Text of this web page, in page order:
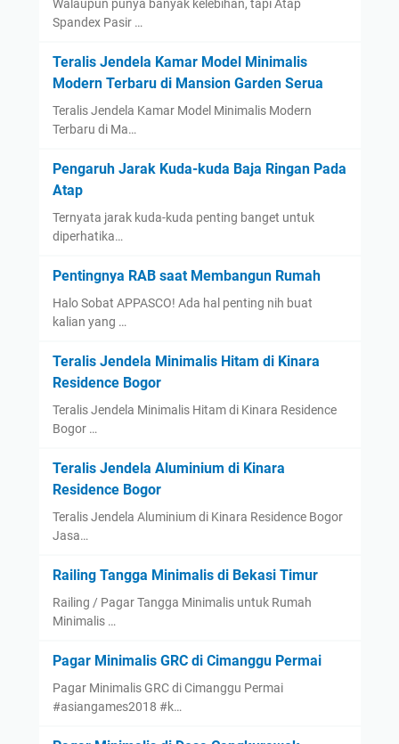
Walaupun punya banyak kelebihan, tapi Atap
Spandex Pasir …
Teralis Jendela Kamar Model Minimalis
Modern Terbaru di Mansion Garden Serua
Teralis Jendela Kamar Model Minimalis Modern
Terbaru di Ma…
Pengaruh Jarak Kuda-kuda Baja Ringan Pada
Atap
Ternyata jarak kuda-kuda penting banget untuk
diperhatika…
Pentingnya RAB saat Membangun Rumah
Halo Sobat APPASCO! Ada hal penting nih buat
kalian yang …
Teralis Jendela Minimalis Hitam di Kinara
Residence Bogor
Teralis Jendela Minimalis Hitam di Kinara Residence
Bogor …
Teralis Jendela Aluminium di Kinara
Residence Bogor
Teralis Jendela Aluminium di Kinara Residence Bogor
Jasa…
Railing Tangga Minimalis di Bekasi Timur
Railing / Pagar Tangga Minimalis untuk Rumah
Minimalis …
Pagar Minimalis GRC di Cimanggu Permai
Pagar Minimalis GRC di Cimanggu Permai
#asiangames2018 #k…